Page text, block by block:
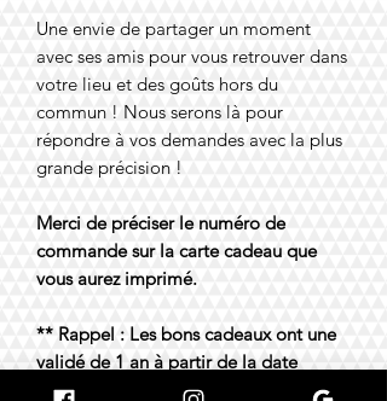
Une envie de partager un moment
avec ses amis pour vous retrouver dans
votre lieu et des goûts hors du
commun ! Nous serons là pour
répondre à vos demandes avec la plus
grande précision !
Merci de préciser le numéro de
commande sur la carte cadeau que
vous aurez imprimé.
** Rappel : Les bons cadeaux ont une
validé de 1 an à partir de la date
d’achat. **​​​​​​​